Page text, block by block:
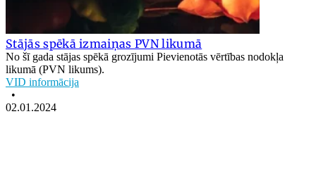
Stājās spēkā izmaiņas PVN likumā
No šī gada stājas spēkā grozījumi Pievienotās vērtības nodokļa
likumā (PVN likums).
VID informācija
•
02.01.2024